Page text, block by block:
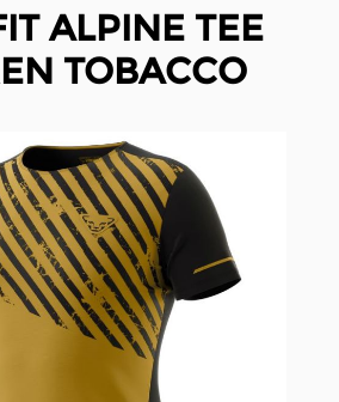
ALPINE TEE
TOBACCO
zu überspringen